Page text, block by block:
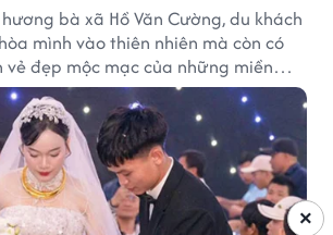
bà xã Hồ Văn Cường, du khách
mình vào thiên nhiên mà còn có
vẻ đẹp mộc mạc của những miền
×